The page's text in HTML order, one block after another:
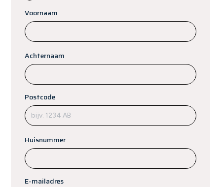
Voornaam
Achternaam
Postcode
Huisnummer
E-mailadres